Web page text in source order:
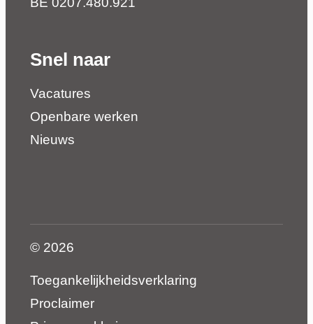
Snel naar
Vacatures
Openbare werken
Nieuws
© 2026
Toegankelijkheidsverklaring
Proclaimer